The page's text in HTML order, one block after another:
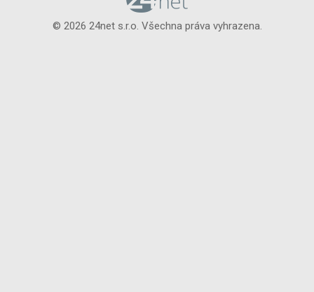
© 2026 24net s.r.o. Všechna práva vyhrazena.